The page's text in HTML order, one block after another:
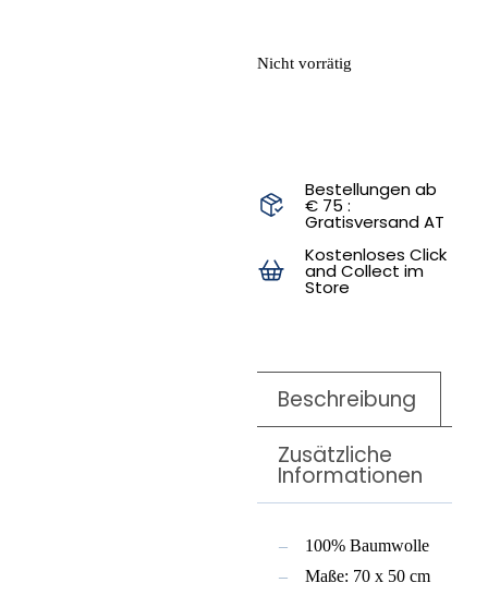
Nicht vorrätig
Bestellungen ab
€ 75 :
Gratisversand AT
Kostenloses Click
and Collect im
Store
Beschreibung
Zusätzliche
Informationen
100% Baumwolle
Maße: 70 x 50 cm